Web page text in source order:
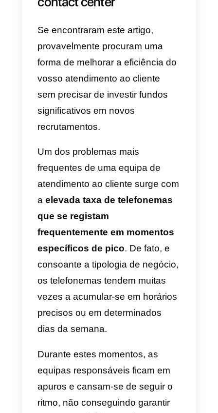
mostrar-vos uma solução para
reduzir o volume de chamadas
inbound do vosso atendimento
ao cliente com o WhatsApp
qualidade do serviço.
como otimizar a
assistência aos clientes do
contact center
Se encontraram este artigo,
provavelmente procuram uma
forma de melhorar a eficiência do
vosso atendimento ao cliente
sem precisar de investir fundos
significativos em novos
recrutamentos.
Um dos problemas mais
frequentes de uma equipa de